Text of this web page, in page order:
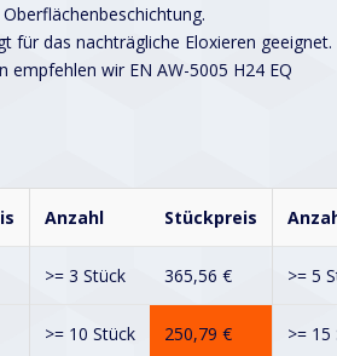
für das nachträgliche Eloxieren geeignet.
empfehlen wir EN AW-5005 H24 EQ
Anzahl Stückpreis
>= 3 Stück 365,56 € >= 5
>= 10 Stück 250,79 € >= 15